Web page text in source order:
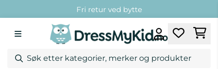
Fri frakt over 1299,-*
Kundeklubb